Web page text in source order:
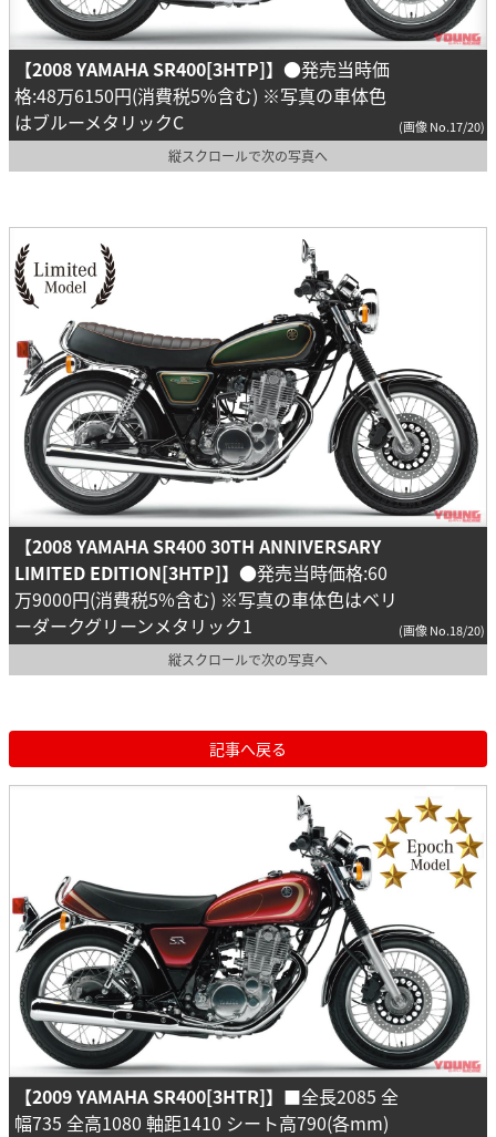
【2008 YAMAHA SR400[3HTP]】 ●発売当時価
格:48万6150円(消費税5%含む) ※写真の車体色
はブルーメタリックC
(画像 No.17/20)
縦スクロールで次の写真へ
【2008 YAMAHA SR400 30TH ANNIVERSARY
LIMITED EDITION[3HTP]】 ●発売当時価格:60
万9000円(消費税5%含む) ※写真の車体色はベリ
ーダークグリーンメタリック1
(画像 No.18/20)
縦スクロールで次の写真へ
記事へ戻る
【2009 YAMAHA SR400[3HTR]】 ■全長2085 全
幅735 全高1080 軸距1410 シート高790(各mm)